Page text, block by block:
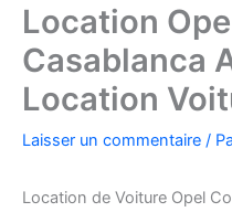
Location
Casablanca
Location
Laisser un commentaire /
Location de Voiture Opel